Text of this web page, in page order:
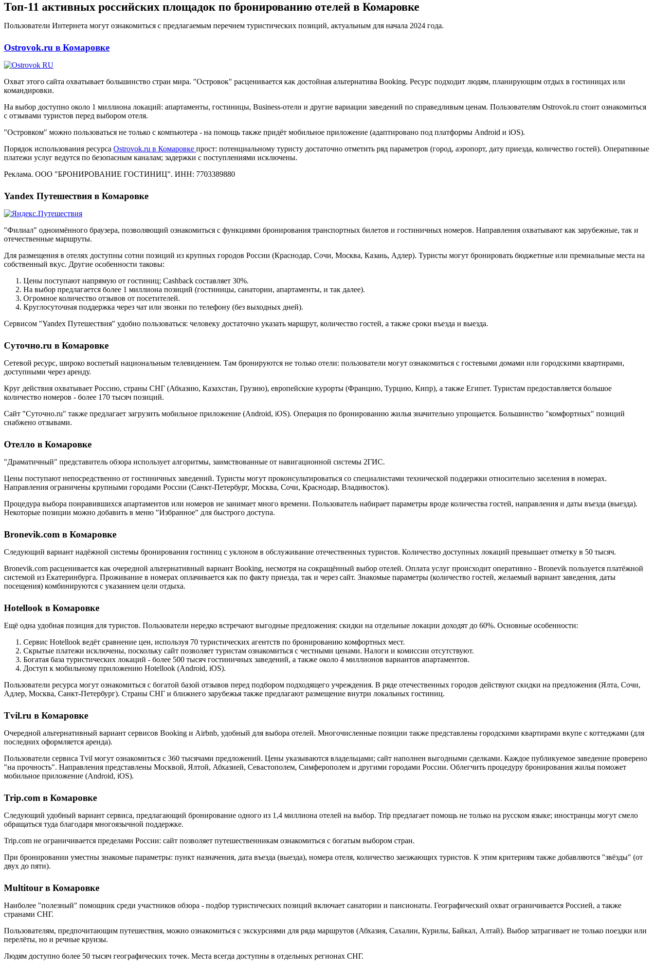
Топ-11 активных российских площадок по бронированию отелей в Комаровке
Пользователи Интернета могут ознакомиться с предлагаемым перечнем туристических позиций, актуальным для начала 2024 года.
Ostrovok.ru в Комаровке
Охват этого сайта охватывает большинство стран мира. "Островок" расценивается как достойная альтернатива Booking. Ресурс подходит людям, планирующим отдых в гостиницах или
командировки.
На выбор доступно около 1 миллиона локаций: апартаменты, гостиницы, Business-отели и другие вариации заведений по справедливым ценам. Пользователям Ostrovok.ru стоит ознакомиться
с отзывами туристов перед выбором отеля.
"Островком" можно пользоваться не только с компьютера - на помощь также придёт мобильное приложение (адаптировано под платформы Android и iOS).
Порядок использования ресурса Ostrovok.ru в Комаровке прост: потенциальному туристу достаточно отметить ряд параметров (город, аэропорт, дату приезда, количество гостей). Оперативные
платежи услуг ведутся по безопасным каналам; задержки с поступлениями исключены.
Реклама. ООО "БРОНИРОВАНИЕ ГОСТИНИЦ". ИНН: 7703389880
Yandex Путешествия в Комаровке
"Филиал" одноимённого браузера, позволяющий ознакомиться с функциями бронирования транспортных билетов и гостиничных номеров. Направления охватывают как зарубежные, так и
отечественные маршруты.
Для размещения в отелях доступны сотни позиций из крупных городов России (Краснодар, Сочи, Москва, Казань, Адлер). Туристы могут бронировать бюджетные или премиальные места на
собственный вкус. Другие особенности таковы:
Цены поступают напрямую от гостиниц; Cashback составляет 30%.
На выбор предлагается более 1 миллиона позиций (гостиницы, санатории, апартаменты, и так далее).
Огромное количество отзывов от посетителей.
Круглосуточная поддержка через чат или звонки по телефону (без выходных дней).
Сервисом "Yandex Путешествия" удобно пользоваться: человеку достаточно указать маршрут, количество гостей, а также сроки въезда и выезда.
Суточно.ru в Комаровке
Сетевой ресурс, широко воспетый национальным телевидением. Там бронируются не только отели: пользователи могут ознакомиться с гостевыми домами или городскими квартирами,
доступными через аренду.
Круг действия охватывает Россию, страны СНГ (Абхазию, Казахстан, Грузию), европейские курорты (Францию, Турцию, Кипр), а также Египет. Туристам предоставляется большое
количество номеров - более 170 тысяч позиций.
Сайт "Суточно.ru" также предлагает загрузить мобильное приложение (Android, iOS). Операция по бронированию жилья значительно упрощается. Большинство "комфортных" позиций
снабжено отзывами.
Отелло в Комаровке
"Драматичный" представитель обзора использует алгоритмы, заимствованные от навигационной системы 2ГИС.
Цены поступают непосредственно от гостиничных заведений. Туристы могут проконсультироваться со специалистами технической поддержки относительно заселения в номерах.
Направления ограничены крупными городами России (Санкт-Петербург, Москва, Сочи, Краснодар, Владивосток).
Процедура выбора понравившихся апартаментов или номеров не занимает много времени. Пользователь набирает параметры вроде количества гостей, направления и даты въезда (выезда).
Некоторые позиции можно добавить в меню "Избранное" для быстрого доступа.
Bronevik.com в Комаровке
Следующий вариант надёжной системы бронирования гостиниц с уклоном в обслуживание отечественных туристов. Количество доступных локаций превышает отметку в 50 тысяч.
Bronevik.com расценивается как очередной альтернативный вариант Booking, несмотря на сокращённый выбор отелей. Оплата услуг происходит оперативно - Bronevik пользуется платёжной
системой из Екатеринбурга. Проживание в номерах оплачивается как по факту приезда, так и через сайт. Знакомые параметры (количество гостей, желаемый вариант заведения, даты
посещения) комбинируются с указанием цели отдыха.
Hotellook в Комаровке
Ещё одна удобная позиция для туристов. Пользователи нередко встречают выгодные предложения: скидки на отдельные локации доходят до 60%. Основные особенности:
Сервис Hotellook ведёт сравнение цен, используя 70 туристических агентств по бронированию комфортных мест.
Скрытые платежи исключены, поскольку сайт позволяет туристам ознакомиться с честными ценами. Налоги и комиссии отсутствуют.
Богатая база туристических локаций - более 500 тысяч гостиничных заведений, а также около 4 миллионов вариантов апартаментов.
Доступ к мобильному приложению Hotellook (Android, iOS).
Пользователи ресурса могут ознакомиться с богатой базой отзывов перед подбором подходящего учреждения. В ряде отечественных городов действуют скидки на предложения (Ялта, Сочи,
Адлер, Москва, Санкт-Петербург). Страны СНГ и ближнего зарубежья также предлагают размещение внутри локальных гостиниц.
Tvil.ru в Комаровке
Очередной альтернативный вариант сервисов Booking и Airbnb, удобный для выбора отелей. Многочисленные позиции также представлены городскими квартирами вкупе с коттеджами (для
последних оформляется аренда).
Пользователи сервиса Tvil могут ознакомиться с 360 тысячами предложений. Цены указываются владельцами; сайт наполнен выгодными сделками. Каждое публикуемое заведение проверено
"на прочность". Направления представлены Москвой, Ялтой, Абхазией, Севастополем, Симферополем и другими городами России. Облегчить процедуру бронирования жилья поможет
мобильное приложение (Android, iOS).
Trip.com в Комаровке
Следующий удобный вариант сервиса, предлагающий бронирование одного из 1,4 миллиона отелей на выбор. Trip предлагает помощь не только на русском языке; иностранцы могут смело
обращаться туда благодаря многоязычной поддержке.
Trip.com не ограничивается пределами России: сайт позволяет путешественникам ознакомиться с богатым выбором стран.
При бронировании уместны знакомые параметры: пункт назначения, дата въезда (выезда), номера отеля, количество заезжающих туристов. К этим критериям также добавляются "звёзды" (от
двух до пяти).
Multitour в Комаровке
Наиболее "полезный" помощник среди участников обзора - подбор туристических позиций включает санатории и пансионаты. Географический охват ограничивается Россией, а также
странами СНГ.
Пользователям, предпочитающим путешествия, можно ознакомиться с экскурсиями для ряда маршрутов (Абхазия, Сахалин, Курилы, Байкал, Алтай). Выбор затрагивает не только поездки или
перелёты, но и речные круизы.
Людям доступно более 50 тысяч географических точек. Места всегда доступны в отдельных регионах СНГ.